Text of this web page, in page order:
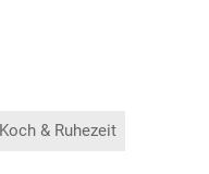
& Ruhezeit